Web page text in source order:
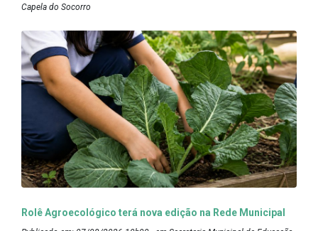
Capela do Socorro
Rolê Agroecológico terá nova edição na Rede Municipal